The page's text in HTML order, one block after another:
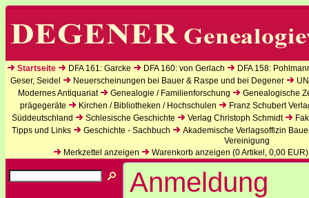
Startseite DFA 161: Garcke DFA 160: von Gerlach
DFA 158:
Geser, Seidel
Neuerscheinungen bei Bauer & Raspe und bei Degener
Modernes Antiquariat
Genealogie / Familienforschung
Genealogische
prägegeräte
Kirchen / Bibliotheken / Hochschulen
Franz Schubert
Süddeutschland
Schlesische Geschichte Verlag Christoph Schmidt
Tipps und Links
Geschichte - Sachbuch
Akademische Verlagsoffizin
Vereinigung
Merkzettel anzeigen
Warenkorb anzeigen (0Artikel, 0,00 EUR)
Anmeldung